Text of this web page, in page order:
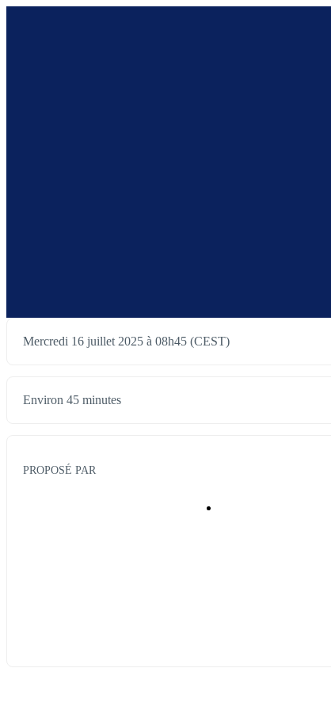
Mercredi 16 juillet 2025 à 08h45 (CEST)
Environ 45 minutes
PROPOSÉ PAR